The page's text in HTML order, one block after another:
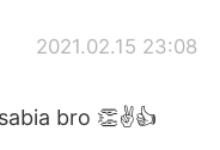
2021.02.15 23:08
bro 👏✌👍